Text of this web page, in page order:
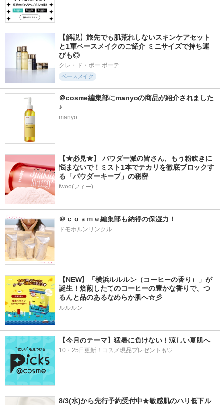
【解説】旅先でも肌荒れしないスキンケアセット
と1軍ベースメイクのご紹介 ミニサイズで持ち運
びも◎
クレ・ド・ポー ボーテ
ベースメイク
＠cosme編集部にmanyoの商品が紹介されました
♪
manyo
【★必見★】 パウダー派の皆さん、もう粉吹きに
悩まないで！ミスト1本でテカリを徹底ブロックす
る「パウダーキープ」の秘密
fwee(フィー)
＠ｃｏｓｍｅ編集部も納得の保湿力！
ドモホルンリンクル
【NEW】「横浜ルルルン（コーヒーの香り）」が
誕生！焙煎したてのコーヒーの豊かな香りで、つ
るんと品のあるなめらか肌へ☆彡
ルルルン
【今月のテーマ】猛暑に負けない！涼しい夏肌へ
10・25日更新！コスメ現品プレゼントも♡
8/3(水)から先行予約受付中★敏感肌のハリ低下ル